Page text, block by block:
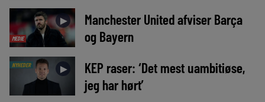
MEDIE
►
Manchester United afviser Barça
og Bayern
NYHEDER ►
KEP raser: ‘Det mest uambitiøse,
jeg har hørt’